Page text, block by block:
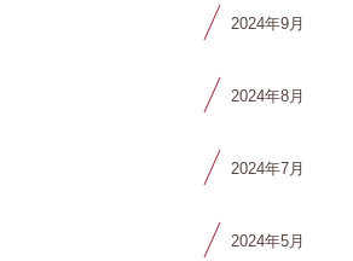
2024年9月
2024年8月
2024年7月
2024年5月